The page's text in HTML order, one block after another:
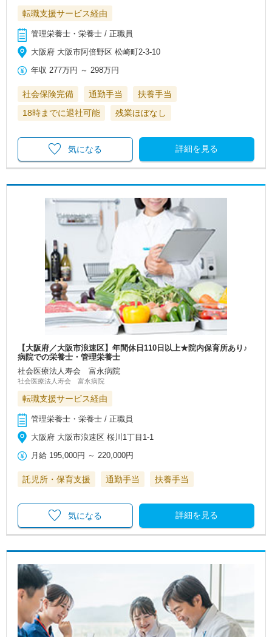
転職支援サービス経由
管理栄養士・栄養士 / 正職員
大阪府 大阪市阿倍野区 松崎町2-3-10
年収 277万円 ～298万円
社会保険完備 通勤手当
扶養手当
18時までに退社可能
残業ほぼなし
詳細を見る
気になる
【大阪府／大阪市浪速区】年間休日110日以上★院内保育所あり♪
病院での栄養士・管理栄養士
社会医療法人寿会 富永病院
社会医療法人寿会 富永病院
転職支援サービス経由
管理栄養士・栄養士 / 正職員
大阪府 大阪市浪速区 桜川1丁目1-1
月給 195,000円 ～ 220,000円
託児所・保育支援 通勤手当 扶養手当
詳細を見る
気になる